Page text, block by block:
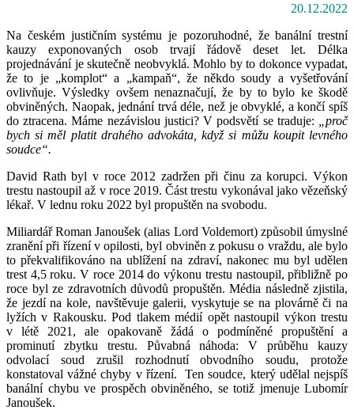
20.12.2022
Na českém justičním systému je pozoruhodné, že banální trestní
kauzy exponovaných osob trvají řádově deset let. Délka
projednávání je skutečně neobvyklá. Mohlo by to dokonce vypadat,
že to je „komplot“ a „kampaň“, že někdo soudy a vyšetřování
ovlivňuje. Výsledky ovšem nenaznačují, že by to bylo ke škodě
obviněných. Naopak, jednání trvá déle, než je obvyklé, a končí spíš
do ztracena. Máme nezávislou justici? V podsvětí se traduje:
„proč
bych si měl platit drahého advokáta, když si můžu koupit levného
soudce“.
David Rath byl v roce 2012 zadržen při činu za korupci. Výkon
trestu nastoupil až v roce 2019. Část trestu vykonával jako vězeňský
lékař. V lednu roku 2022 byl propuštěn na svobodu.
Miliardář Roman Janoušek (alias Lord Voldemort) způsobil úmyslné
zranění při řízení v opilosti, byl obviněn z pokusu o vraždu, ale bylo
to překvalifikováno na ublížení na zdraví, nakonec mu byl udělen
trest 4,5 roku. V roce 2014 do výkonu trestu nastoupil, přibližně po
roce byl ze zdravotních důvodů propuštěn. Média následně zjistila,
že jezdí na kole, navštěvuje galerii, vyskytuje se na plovárně či na
lyžích v Rakousku. Pod tlakem médií opět nastoupil výkon trestu
v létě 2021, ale opakovaně žádá o podmíněné propuštění a
prominutí zbytku trestu. Půvabná náhoda: V průběhu kauzy
odvolací soud zrušil rozhodnutí obvodního soudu, protože
konstatoval vážné chyby v řízení. Ten soudce, který udělal nejspíš
banální chybu ve prospěch obviněného, se totiž jmenuje Lubomír
Janoušek.